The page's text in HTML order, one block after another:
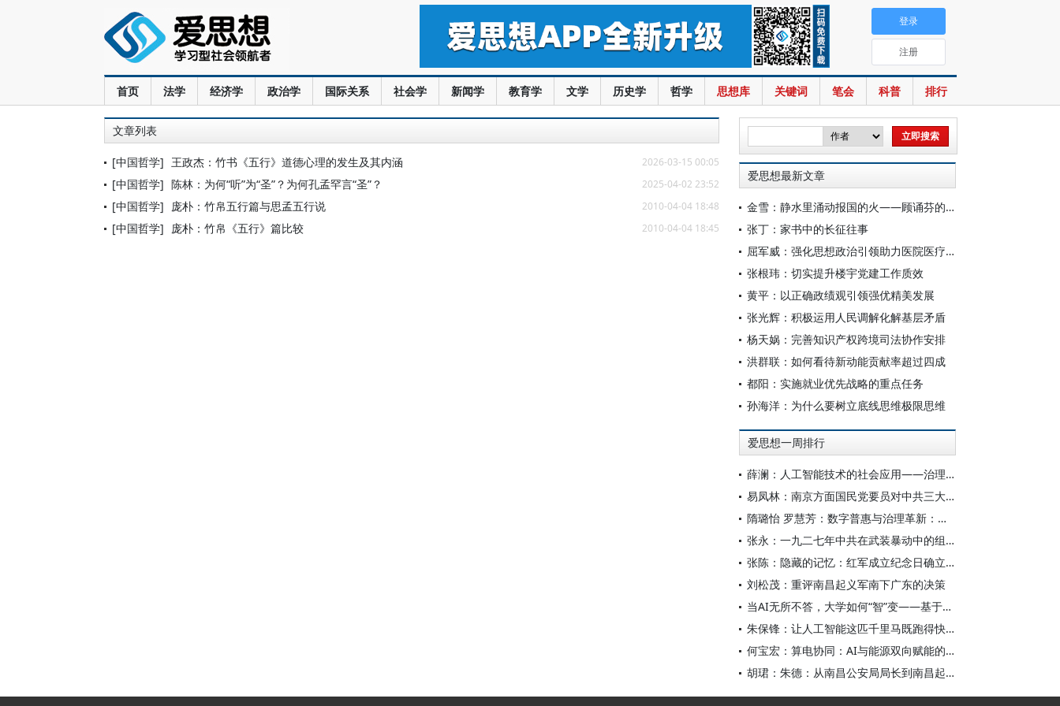
首页 法学 经济学 政治学 国际关系 社会学 新闻学 教育学 文学 历史学 哲学 思想库 关键词 笔会 科普 排行
登录
注册
文章列表
[中国哲学] 王政杰：竹书《五行》道德心理的发生及其内涵 2026-03-15 00:05
[中国哲学] 陈林：为何“听”为“圣”？为何孔孟罕言“圣”？ 2025-04-02 23:52
[中国哲学] 庞朴：竹帛五行篇与思孟五行说 2010-04-04 18:48
[中国哲学] 庞朴：竹帛《五行》篇比较 2010-04-04 18:45
爱思想最新文章
金雪：静水里涌动报国的火——顾诵芬的文艺情怀
张丁：家书中的长征往事
屈军威：强化思想政治引领助力医院医疗服务提质升级
张根玮：切实提升楼宇党建工作质效
黄平：以正确政绩观引领强优精美发展
张光辉：积极运用人民调解化解基层矛盾
杨天娲：完善知识产权跨境司法协作安排
洪群联：如何看待新动能贡献率超过四成
都阳：实施就业优先战略的重点任务
孙海洋：为什么要树立底线思维极限思维
爱思想一周排行
薛澜：人工智能技术的社会应用——治理挑战
易凤林：南京方面国民党要员对中共三大起义的反应
隋璐怡 罗慧芳：数字普惠与治理革新：中国人工智能赋能全球南方发展
张永：一九二七年中共在武装暴动中的组织转型
张陈：隐藏的记忆：红军成立纪念日确立前中共对南昌起义的纪念
刘松茂：重评南昌起义军南下广东的决策
当AI无所不答，大学如何“智”变——基于全国400余所高校本科生AI使用情况的调查与思考
朱保锋：让人工智能这匹千里马既跑得快又跑得稳
何宝宏：算电协同：AI与能源双向赋能的关键引擎
胡珺：朱德：从南昌公安局局长到南昌起义的“参谋和向导”